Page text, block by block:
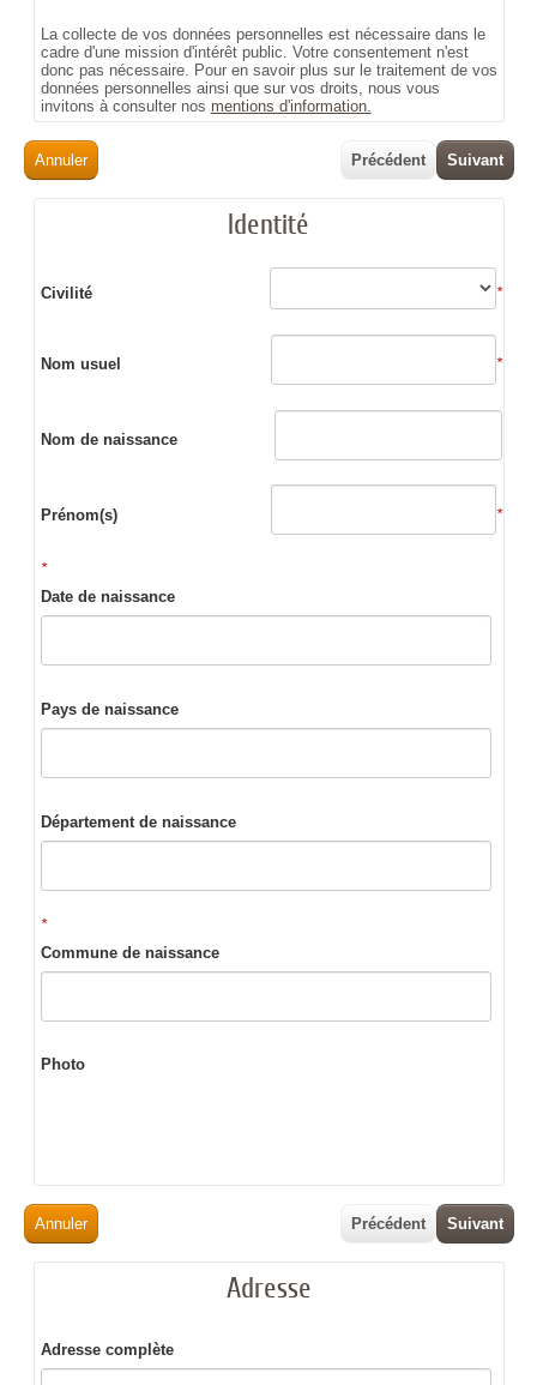
La collecte de vos données personnelles est nécessaire dans le
cadre d'une mission d'intérêt public. Votre consentement n'est
donc pas nécessaire. Pour en savoir plus sur le traitement de vos
données personnelles ainsi que sur vos droits, nous vous
invitons à consulter nos mentions d'information.
Annuler Suivant
Précédent
Identité
Civilité *
Nom usuel *
Nom de naissance
Prénom(s) *
*
Date de naissance
Pays de naissance
Département de naissance
*
Commune de naissance
Photo
Annuler Suivant
Précédent
Adresse
Adresse complète